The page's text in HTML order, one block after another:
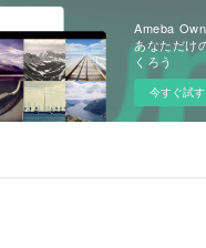
Ameba
あなただけ
くろう
今すぐ試す